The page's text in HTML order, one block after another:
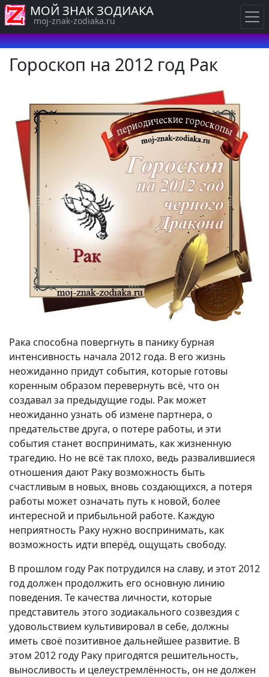
Гороскоп на 2012 год Рак
Рака способна повергнуть в панику бурная
интенсивность начала 2012 года. В его жизнь
неожиданно придут события, которые готовы
коренным образом перевернуть всё, что он
создавал за предыдущие годы. Рак может
неожиданно узнать об измене партнера, о
предательстве друга, о потере работы, и эти
события станет воспринимать, как жизненную
трагедию. Но не всё так плохо, ведь развалившиеся
отношения дают Раку возможность быть
счастливым в новых, вновь создающихся, а потеря
работы может означать путь к новой, более
интересной и прибыльной работе. Каждую
неприятность Раку нужно воспринимать, как
возможность идти вперёд, ощущать свободу.
В прошлом году Рак потрудился на славу, и этот 2012
год должен продолжить его основную линию
поведения. Те качества личности, которые
представитель этого зодиакального созвездия с
удовольствием культивировал в себе, должны
иметь своё позитивное дальнейшее развитие. В
этом 2012 году Раку пригодятся решительность,
выносливость и целеустремлённость, он не должен
МОЙ ЗНАК ЗОДИАКА
moj-znak-zodiaka.ru